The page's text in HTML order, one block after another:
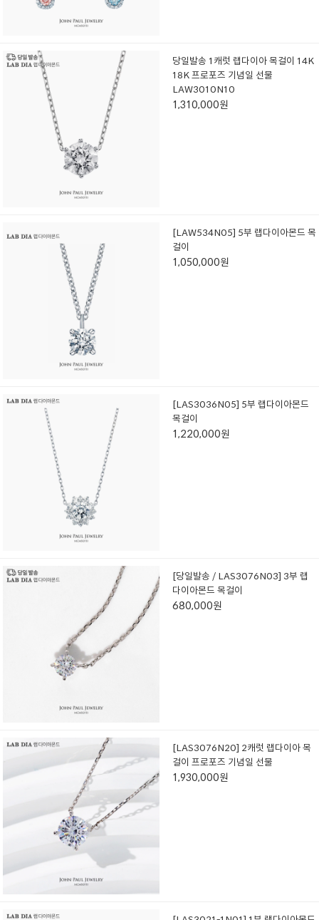
당일발송 1캐럿 랩다이아 목걸이 14K
18K 프로포즈 기념일 선물
LAW3010N10
1,310,000원
[LAW534N05] 5부 랩다이아몬드 목
걸이
1,050,000원
[LAS3036N05] 5부 랩다이아몬드
목걸이
1,220,000원
[당일발송 / LAS3076N03] 3부 랩
다이아몬드 목걸이
680,000원
[LAS3076N20] 2캐럿 랩다이아 목
걸이 프로포즈 기념일 선물
1,930,000원